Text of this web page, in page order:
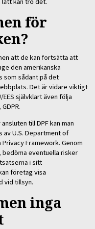
för
att de kan fortsätta att
den amerikanska
som sådant på det
Det är vidare viktigt
självklart även följa
till DPF kan man
av U.S. Department of
Framework. Genom
eventuella risker
i sitt
företag visa
vid tillsyn.
inga